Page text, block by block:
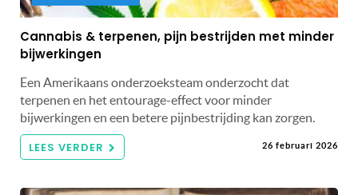
Cannabis & terpenen, pijn bestrijden met minder
bijwerkingen
Een Amerikaans onderzoeksteam onderzocht dat
terpenen en het entourage-effect voor minder
bijwerkingen en een betere pijnbestrijding kan zorgen.
LEES VERDER 26 februari 2026